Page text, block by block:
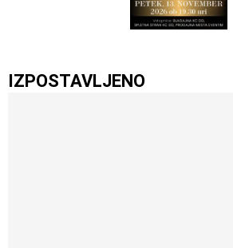
IZPOSTAVLJENO